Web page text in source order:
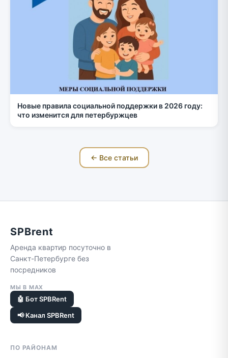
Новые правила социальной поддержки в 2026 году:
что изменится для петербуржцев
← Все статьи
SPBrent
Аренда квартир посуточно в
Санкт-Петербурге без
посредников
МЫ В MAX
🤖 Бот SPBRent
📢 Канал SPBRent
ПО РАЙОНАМ